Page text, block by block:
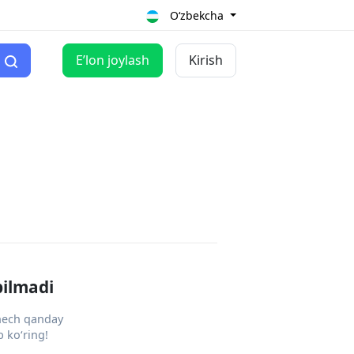
O‘zbekcha
Eʼlon joylash Kirish
qanday
ko‘ring!